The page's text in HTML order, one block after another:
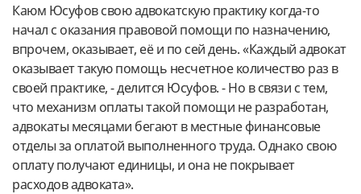
Каюм Юсуфов свою адвокатскую практику когда-то
начал с оказания правовой помощи по назначению,
впрочем, оказывает, её и по сей день. «Каждый адвокат
оказывает такую помощь несчетное количество раз в
своей практике, - делится Юсуфов. - Но в связи с тем,
что механизм оплаты такой помощи не разработан,
адвокаты месяцами бегают в местные финансовые
отделы за оплатой выполненного труда. Однако свою
оплату получают единицы, и она не покрывает
расходов адвоката».